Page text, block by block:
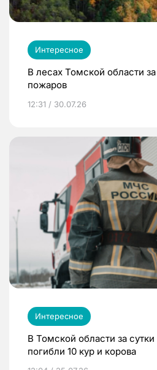
Интересное
В лесах Томской области
пожаров
12:31 / 30.07.26
Интересное
В Томской области за
погибли 10 кур и корова